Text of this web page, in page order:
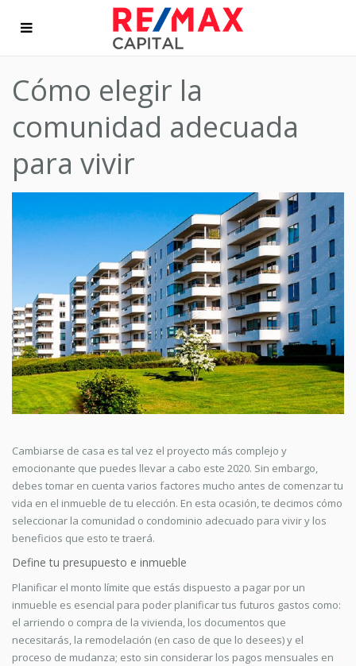
Cómo elegir la
comunidad adecuada
para vivir
Cambiarse de casa es tal vez el proyecto más complejo y
emocionante que puedes llevar a cabo este 2020. Sin embargo,
debes tomar en cuenta varios factores mucho antes de comenzar tu
vida en el inmueble de tu elección. En esta ocasión, te decimos cómo
seleccionar la comunidad o condominio adecuado para vivir y los
beneficios que esto te traerá.
Define tu presupuesto e inmueble
Planificar el monto límite que estás dispuesto a pagar por un
inmueble es esencial para poder planificar tus futuros gastos como:
el arriendo o compra de la vivienda, los documentos que
necesitarás, la remodelación (en caso de que lo desees) y el
proceso de mudanza; esto sin considerar los pagos mensuales en